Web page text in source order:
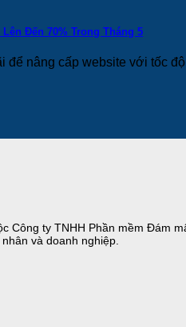
Đến 70% Trong Tháng 5
để nâng cấp website với tốc
Công ty TNHH Phần mềm Đám
và doanh nghiệp.